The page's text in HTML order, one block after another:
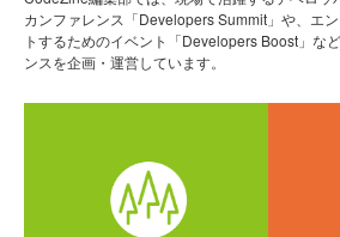
カンファレンス「Developers Summit」や、エ
トするためのイベント「Developers Boost」な
ンスを企画・運営しています。